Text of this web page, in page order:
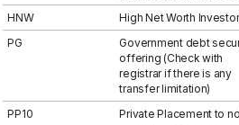
HNW
High Net Worth
PG
Government debt
offering (Check with
registrar if there is any
transfer limitation)
PP10
Private Placement to